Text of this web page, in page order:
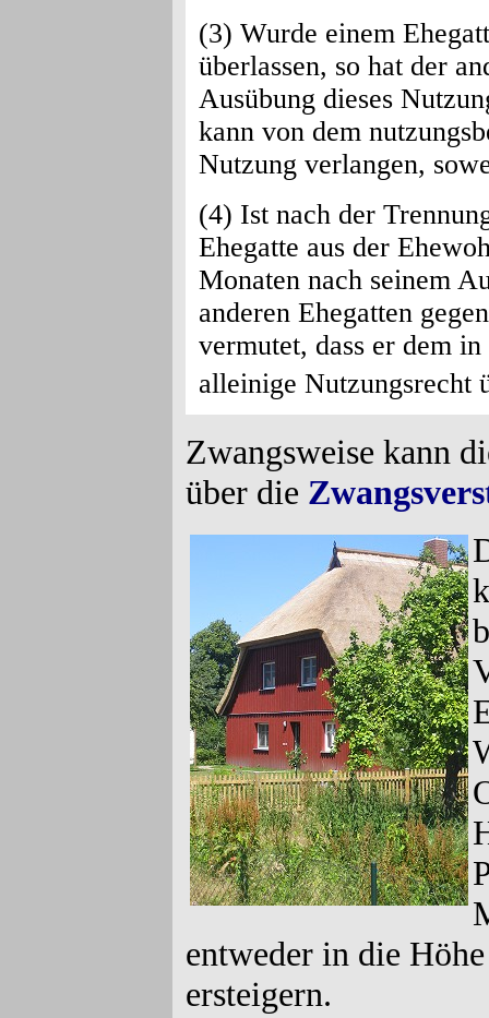
(3) Wurde einem
überlassen, so hat der
Ausübung dieses
kann von dem
Nutzung verlangen,
(4) Ist nach der
Ehegatte aus der
Monaten nach seinem
anderen Ehegatten
vermutet, dass er dem
alleinige Nutzungsrecht
Zwangsweise kann
über die
entweder in die
ersteigern.